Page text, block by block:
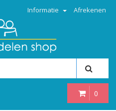
Informatie Afrekenen
0